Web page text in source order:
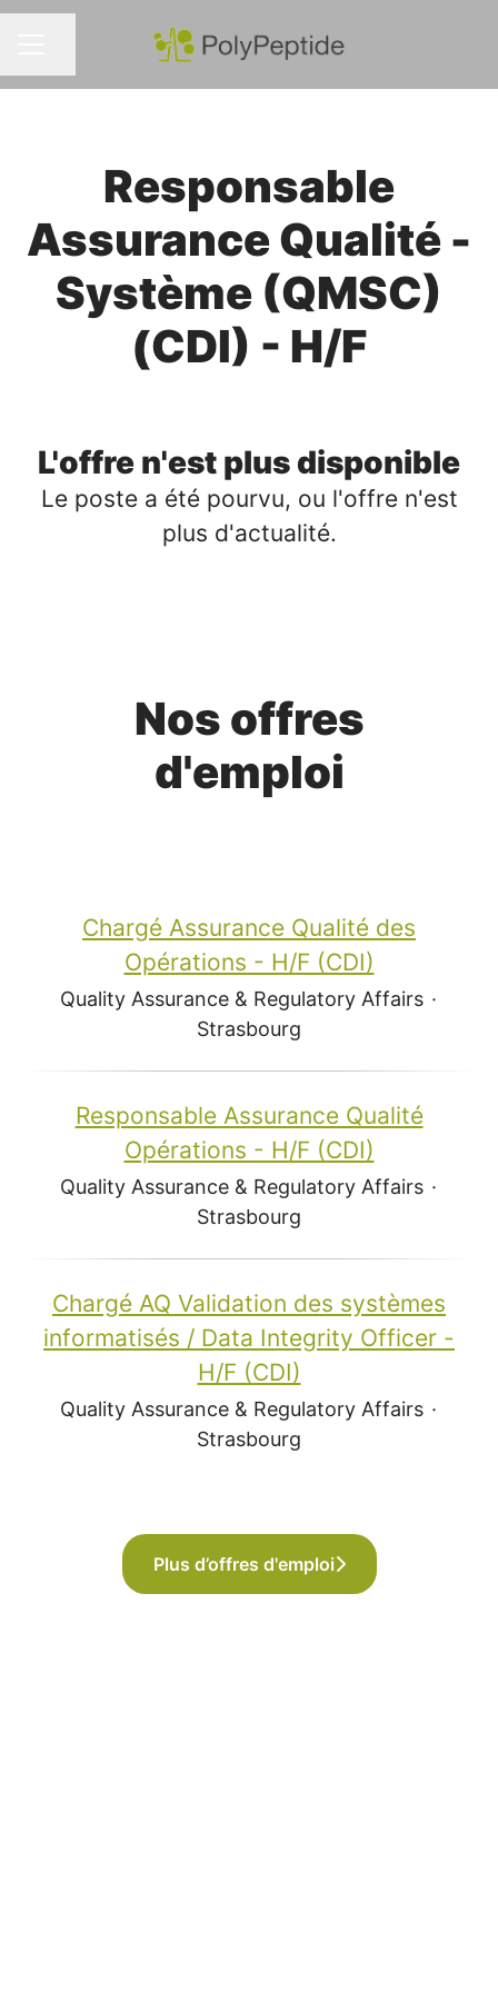
Partager la page
Responsable
Assurance Qualité -
Système (QMSC)
(CDI) - H/F
L'offre n'est plus disponible
Le poste a été pourvu, ou l'offre n'est
plus d'actualité.
Nos offres
d'emploi
Chargé Assurance Qualité des
Opérations - H/F (CDI)
Quality Assurance & Regulatory Affairs ·
Strasbourg
Responsable Assurance Qualité
Opérations - H/F (CDI)
Quality Assurance & Regulatory Affairs ·
Strasbourg
Chargé AQ Validation des systèmes
informatisés / Data Integrity Officer -
H/F (CDI)
Quality Assurance & Regulatory Affairs ·
Strasbourg
Plus d’offres d'emploi